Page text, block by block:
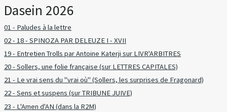
Dasein 2026
01 - Paludes à la lettre
02 - 18 - SPINOZA PAR DELEUZE I - XVII
19 - Entretien Trolls par Antoine Katerji sur LIVR'ARBITRES
20 - Sollers, une folie française (sur LETTRES CAPITALES)
21 - Le vrai sens du "vrai où" (Sollers, les surprises de Fragonard)
22 - Sens et suspens (sur TRIBUNE JUIVE)
23 - L'Amen d'AN (dans la R2M)